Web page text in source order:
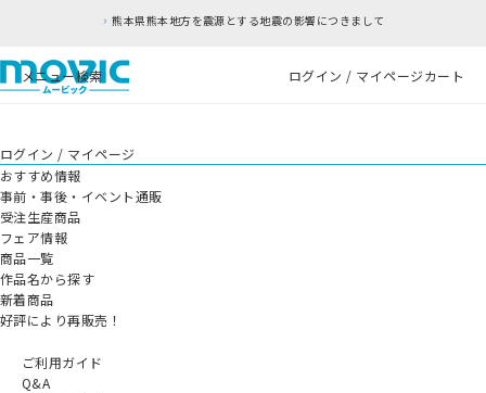
熊本県熊本地方を震源とする地震の影響につきまして
メニュー検索 ログイン / マイページカート
ログイン / マイページ
おすすめ情報
事前・事後・イベント通販
受注生産商品
フェア情報
商品一覧
作品名から探す
新着商品
好評により再販売！
ご利用ガイド
Q&A